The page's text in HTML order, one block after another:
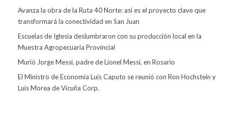
Avanza la obra de la Ruta 40 Norte: así es el proyecto clave que
transformará la conectividad en San Juan
Escuelas de Iglesia deslumbraron con su producción local en la
Muestra Agropecuaria Provincial
Murió Jorge Messi, padre de Lionel Messi, en Rosario
El Ministro de Economía Luis Caputo se reunió con Ron Hochstein y
Luis Morea de Vicuña Corp.